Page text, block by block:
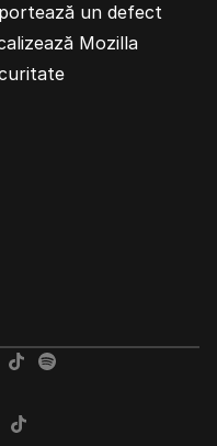
un defect
Mozilla